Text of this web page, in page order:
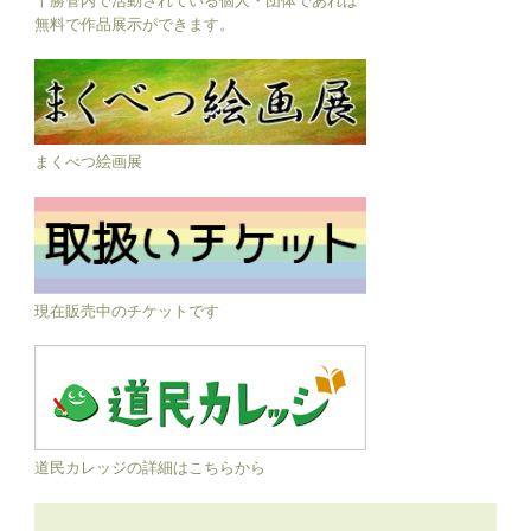
無料で作品展示ができます。
まくべつ絵画展
現在販売中のチケットです
道民カレッジの詳細はこちらから